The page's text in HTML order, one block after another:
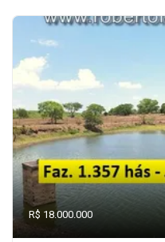
R$ 18.000.000